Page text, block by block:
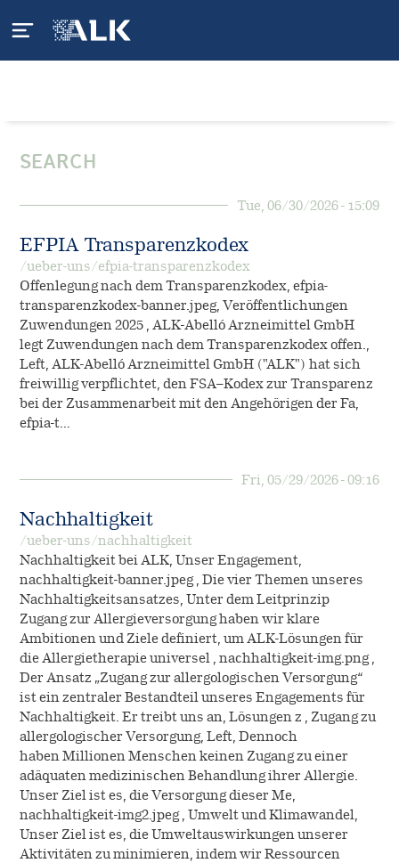
Allergie - was ist das?
Pollenallergie
Hausstaubmilbenallergie
Insektengiftallergie
Leben mit Allergien
Kosten durch Allergien
Allergisches Asthma
Behandlung
Servicematerial
ALK International
Unsere Lösungen
Allergie-Immuntherapie
klarify-App
Notfallmedizin
Forschung und
Entwicklung
Allergie-Immuntherapie
Native Allergene
Forschung
Entwicklung
Produktion
Klinische Studien
Anwendungsbeobachtungen
Arbeiten bei ALK
Offene Stellen
Cultural Beliefs
Nachhaltigkeit
EFPIA
Geschichte
Presse
Der Allergie-Podcast von ALK
Kontakt
Retouren
Online-Bestellungen
SEARCH
Tue, 06/30/2026 - 15:09
EFPIA Transparenzkodex
/ueber-uns/efpia-transparenzkodex
Offenlegung nach dem Transparenzkodex, efpia-
transparenzkodex-banner.jpeg, Veröffentlichungen
Zuwendungen 2025 , ALK-Abelló Arzneimittel GmbH
legt Zuwendungen nach dem Transparenzkodex offen.,
Left, ALK-Abelló Arzneimittel GmbH ("ALK") hat sich
freiwillig verpflichtet, den FSA–Kodex zur Transparenz
bei der Zusammenarbeit mit den Angehörigen der Fa,
efpia-t…
Fri, 05/29/2026 - 09:16
Nachhaltigkeit
/ueber-uns/nachhaltigkeit
Nachhaltigkeit bei ALK, Unser Engagement,
nachhaltigkeit-banner.jpeg , Die vier Themen unseres
Nachhaltigkeitsansatzes, Unter dem Leitprinzip
Zugang zur Allergieversorgung haben wir klare
Ambitionen und Ziele definiert, um ALK-Lösungen für
die Allergietherapie universel , nachhaltigkeit-img.png ,
Der Ansatz „Zugang zur allergologischen Versorgung“
ist ein zentraler Bestandteil unseres Engagements für
Nachhaltigkeit. Er treibt uns an, Lösungen z , Zugang zu
allergologischer Versorgung, Left, Dennoch
haben Millionen Menschen keinen Zugang zu einer
adäquaten medizinischen Behandlung ihrer Allergie.
Unser Ziel ist es, die Versorgung dieser Me,
nachhaltigkeit-img2.jpeg , Umwelt und Klimawandel,
Unser Ziel ist es, die Umweltauswirkungen unserer
Aktivitäten zu minimieren, indem wir Ressourcen